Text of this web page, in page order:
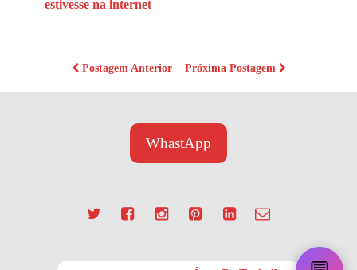
estivesse na internet
Postagem Anterior Próxima Postagem
WhastApp